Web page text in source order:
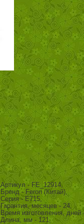
Артикул - FE_12914,
Бренд - Feron (Китай),
Серия - Е715,
Гарантия, месяцев - 24,
Время изготовления, дней
Длина, мм - 121,